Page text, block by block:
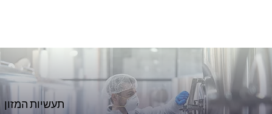
תעשיות המזון